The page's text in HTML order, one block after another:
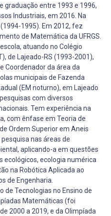
graduação entre 1993 e 1996,
Industriais, em 2016. Na
1995). Em 2012, fez
de Matemática da UFRGS.
atuando no Colégio
de Lajeado-RS (1993-2001),
Coordenador da área da
municipais de Fazenda
(EM noturno), em Lajeado
com diversos
Tem experiência na
com ênfase em Teoria de
Ordem Superior em Aneis
nas áreas de
aplicando-a em questões
ecológicos, ecologia numérica
na Robótica Aplicada ao
de Engenharia.
de Tecnologias no Ensino de
Matemáticas (foi
2000 a 2019, e da Olimpíada